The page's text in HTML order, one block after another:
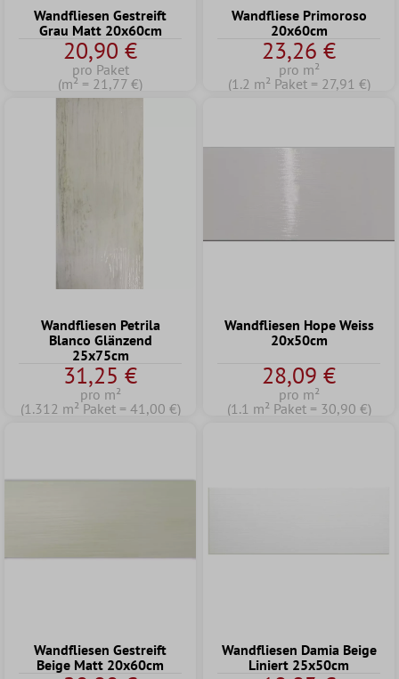
Wandfliesen Gestreift
Grau Matt 20x60cm
20,90 €
pro Paket
(m² = 21,77 €)
Wandfliese Primoroso
20x60cm
23,26 €
pro m²
(1.2 m² Paket = 27,91 €)
Wandfliesen Petrila
Blanco Glänzend
25x75cm
31,25 €
pro m²
(1.312 m² Paket = 41,00 €)
Wandfliesen Hope Weiss
20x50cm
28,09 €
pro m²
(1.1 m² Paket = 30,90 €)
Wandfliesen Gestreift
Beige Matt 20x60cm
Wandfliesen Damia Beige
Liniert 25x50cm